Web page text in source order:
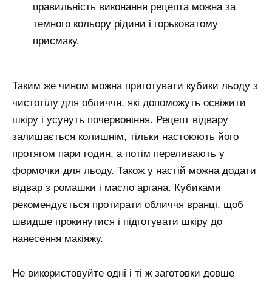
правильність виконання рецепта можна за
темного кольору рідини і горьковатому
присмаку.
Таким же чином можна приготувати кубики льоду з
чистотілу для обличчя, які допоможуть освіжити
шкіру і усунуть почервоніння. Рецепт відвару
залишається колишнім, тільки настоюють його
протягом пари годин, а потім переливають у
формочки для льоду. Також у настій можна додати
відвар з ромашки і масло аргана. Кубиками
рекомендується протирати обличчя вранці, щоб
швидше прокинутися і підготувати шкіру до
нанесення макіяжу.
Не використовуйте одні і ті ж заготовки довше